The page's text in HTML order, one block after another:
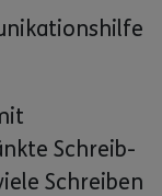
Schreib-
Schreiben